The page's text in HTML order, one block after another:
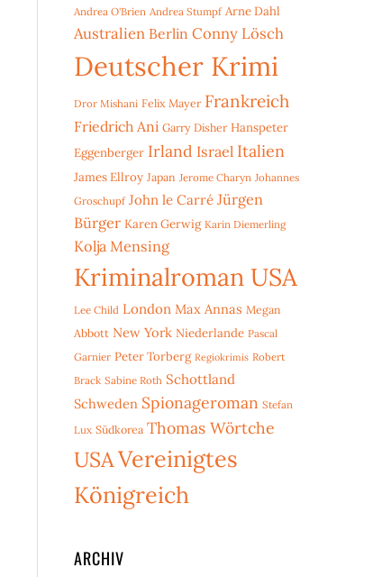
Andrea O'Brien Andrea Stumpf Arne Dahl
Australien Berlin Conny Lösch
Deutscher Krimi
Dror Mishani Felix Mayer Frankreich
Friedrich Ani Garry Disher Hanspeter
Eggenberger Irland Israel Italien
James Ellroy Japan Jerome Charyn Johannes
Groschupf John le Carré Jürgen
Bürger Karen Gerwig Karin Diemerling
Kolja Mensing
Kriminalroman USA
Lee Child London Max Annas Megan
Abbott New York Niederlande Pascal
Garnier Peter Torberg Regiokrimis Robert
Brack Sabine Roth Schottland
Schweden Spionageroman Stefan
Lux Südkorea Thomas Wörtche
USAVereinigtes
Königreich
ARCHIV